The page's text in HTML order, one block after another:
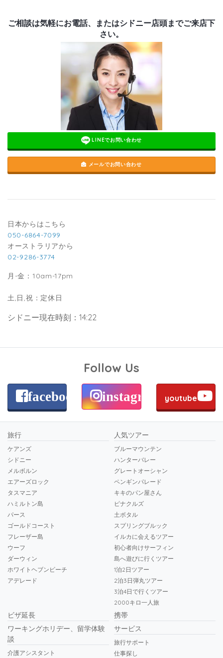
ご相談は気軽にお電話、またはシドニー店頭までご来店下
さい。
LINEでお問い合わせ
メールでお問い合わせ
日本からはこちら
050-6864-7099
オーストラリアから
02-9286-3774
月-金：10am-17pm
土,日,祝：定休日
シドニー現在時刻：14:22
Follow Us
facebook instagram youtube
旅行
ケアンズ
シドニー
メルボルン
エアーズロック
タスマニア
ハミルトン島
パース
ゴールドコースト
フレーザー島
ウーフ
ダーウィン
ホワイトヘブンビーチ
アデレード
人気ツアー
ブルーマウンテン
ハンターバレー
グレートオーシャン
ペンギンパレード
キキのパン屋さん
ピナクルズ
土ボタル
スプリングブルック
イルカに会えるツアー
初心者向けサーフィン
島へ遊びに行くツアー
1泊2日ツアー
2泊3日弾丸ツアー
3泊4日で行くツアー
2000キロ一人旅
ビザ延長
ワーキングホリデー、留学体験
談
介護アシスタント
携帯
サービス
旅行サポート
仕事探し